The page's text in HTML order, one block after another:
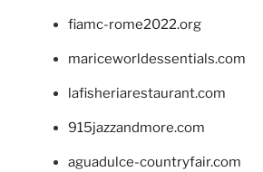
fiamc-rome2022.org
mariceworldessentials.com
lafisheriarestaurant.com
915jazzandmore.com
aguadulce-countryfair.com